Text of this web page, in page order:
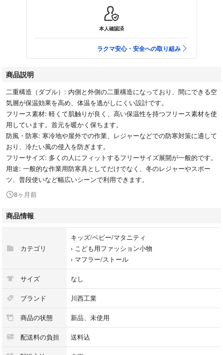
本人確認済
ラクマ安心・安全への取り組み
商品説明
二重構造（ダブル）: 内側と外側の二重構造になっており、間にできる空
気層が保温効果を高め、体温を逃がしにくい設計です。
フリース素材: 軽くて肌触りが良く、高い保温性を持つフリース素材を使
用しています。首元を暖かく保ちます。
防風・防寒: 寒冷地や屋外での作業、レジャーなどでの防寒対策に適して
おり、冷たい風の侵入を防ぎます。
フリーサイズ: 多くの人にフィットするフリーサイズ展開が一般的です。
用途: 一般的な作業用防寒具としてだけでなく、冬のレジャーやスポー
ツ、普段使いなど幅広いシーンで利用できます。
8ヶ月前
商品情報
カテゴリ
キッズ/ベビー/マタニティ
› こども用ファッション小物
› マフラー/ストール
サイズ なし
ブランド 川西工業
商品の状態 新品、未使用
配送料の負担 送料込